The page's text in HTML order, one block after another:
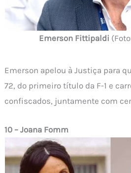
Emerson Fittipaldi
Emerson apelou à Justiça para
72, do primeiro título da F-1 e
confiscados, juntamente com
10 – Joana Fomm